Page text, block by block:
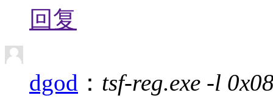
回复
dgod ： tsf-reg.exe -l